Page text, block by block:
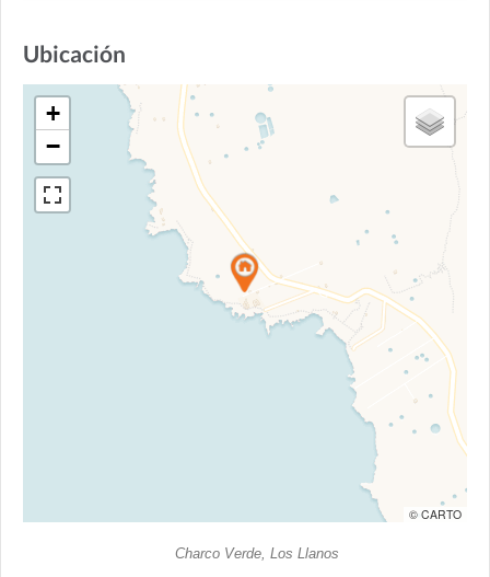
Ubicación
+
−
© CARTO
Charco Verde, Los Llanos